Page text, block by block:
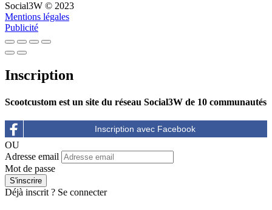
Social3W © 2023
Mentions légales
Publicité
Inscription
Scootcustom est un site du réseau Social3W de 10 communautés
OU
Adresse email
Mot de passe
Déjà inscrit ? Se connecter